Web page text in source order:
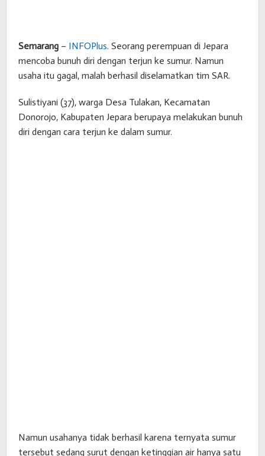
Semarang – INFOPlus. Seorang perempuan di Jepara
mencoba bunuh diri dengan terjun ke sumur. Namun
usaha itu gagal, malah berhasil diselamatkan tim SAR.
Sulistiyani (37), warga Desa Tulakan, Kecamatan
Donorojo, Kabupaten Jepara berupaya melakukan bunuh
diri dengan cara terjun ke dalam sumur.
Namun usahanya tidak berhasil karena ternyata sumur
tersebut sedang surut dengan ketinggian air hanya satu